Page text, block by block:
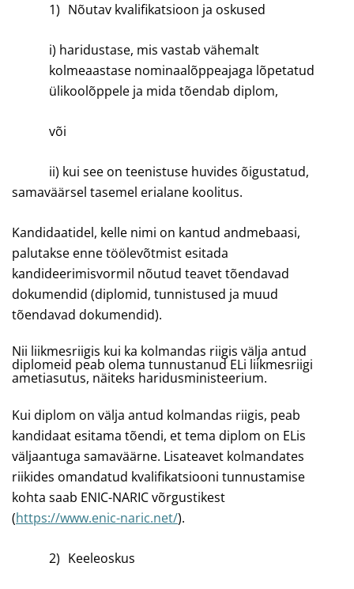
1) Nõutav kvalifikatsioon ja oskused
i) haridustase, mis vastab vähemalt
kolmeaastase nominaalõppeajaga lõpetatud
ülikoolõppele ja mida tõendab diplom,
või
ii) kui see on teenistuse huvides õigustatud,
samaväärsel tasemel erialane koolitus.
Kandidaatidel, kelle nimi on kantud andmebaasi,
palutakse enne töölevõtmist esitada
kandideerimisvormil nõutud teavet tõendavad
dokumendid (diplomid, tunnistused ja muud
tõendavad dokumendid).
Nii liikmesriigis kui ka kolmandas riigis välja antud
diplomeid peab olema tunnustanud ELi liikmesriigi
ametiasutus, näiteks haridusministeerium.
Kui diplom on välja antud kolmandas riigis, peab
kandidaat esitama tõendi, et tema diplom on ELis
väljaantuga samaväärne. Lisateavet kolmandates
riikides omandatud kvalifikatsiooni tunnustamise
kohta saab ENIC-NARIC võrgustikest
(https://www.enic-naric.net/).
2) Keeleoskus